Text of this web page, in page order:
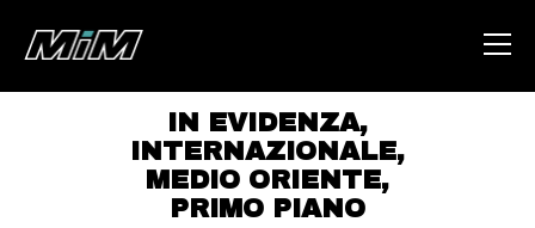
HOME
ABOUT
IN EVIDENZA,
INTERNAZIONALE,
MEDIO ORIENTE,
PRIMO PIANO